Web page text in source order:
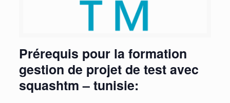
Prérequis pour la formation
gestion de projet de test avec
squashtm – tunisie: